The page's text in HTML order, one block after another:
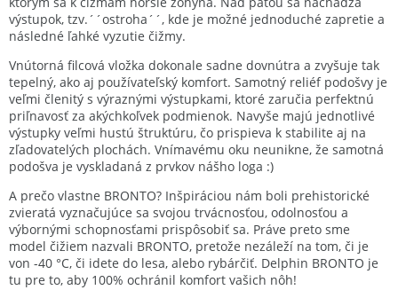
výstupok, tzv.´´ostroha´´, kde je možné jednoduché zapretie a
následné ľahké vyzutie čižmy.
Vnútorná filcová vložka dokonale sadne dovnútra a zvyšuje tak
tepelný, ako aj používateľský komfort. Samotný reliéf podošvy je
veľmi členitý s výraznými výstupkami, ktoré zaručia perfektnú
priľnavosť za akýchkoľvek podmienok. Navyše majú jednotlivé
výstupky veľmi hustú štruktúru, čo prispieva k stabilite aj na
zľadovatelých plochách. Vnímavému oku neunikne, že samotná
podošva je vyskladaná z prvkov nášho loga :)
A prečo vlastne BRONTO? Inšpiráciou nám boli prehistorické
zvieratá vyznačujúce sa svojou trvácnosťou, odolnosťou a
výbornými schopnosťami prispôsobiť sa. Práve preto sme
model čižiem nazvali BRONTO, pretože nezáleží na tom, či je
von -40 °C, či idete do lesa, alebo rybárčiť. Delphin BRONTO je
tu pre to, aby 100% ochránil komfort vašich nôh!